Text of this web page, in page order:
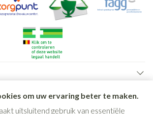
om uw ervaring beter te maken.
uitsluitend gebruik van essentiële